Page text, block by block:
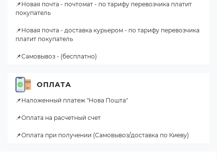
📌Новая почта - почтомат - по тарифу перевозчика платит
покупатель
📌Новая почта - доставка курьером - по тарифу перевозчика
платит покупатель
📌Самовывоз - (бесплатно)
ОПЛАТА
📌Наложенный платеж "Нова Пошта"
📌Оплата на расчетный счет
📌Оплата при получении (Самовывоз/доставка по Киеву)